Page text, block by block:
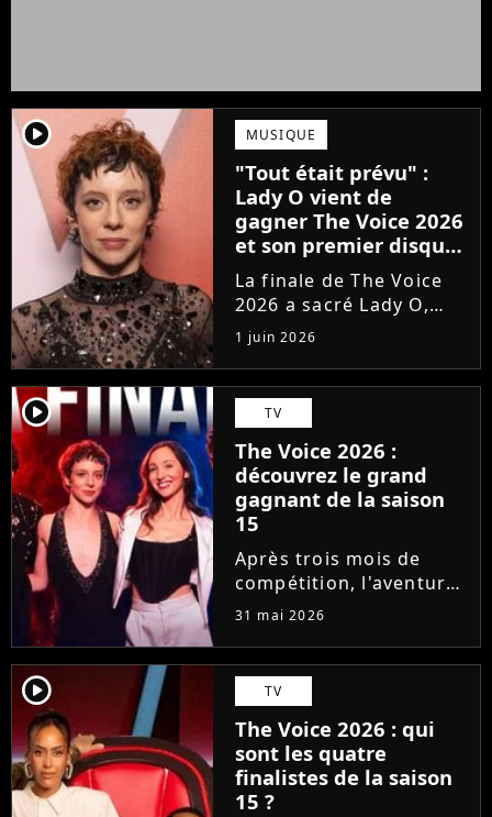
player2 MUSIQUE
"Tout était prévu" :
Lady O vient de
gagner The Voice 2026
et son premier disque
est déjà disponible
La finale de The Voice
2026 a sacré Lady O,
talent de Florent Pagny
qui s'est imposée dans
le coeur du public grâce
à son timbre envoûtant.
À seulement 18 ans, la
jeune artiste suisse...
1 juin 2026
player2 TV
The Voice 2026 :
découvrez le grand
gagnant de la saison
15
Après trois mois de
compétition, l'aventure
The Voice 2026 a pris
qui de Lady O, Hugo,
Tessa B. et CJM'S s'est
imposé sur la finish line
grâce aux votes du...
31 mai 2026
player2 TV
The Voice 2026 : qui
sont les quatre
finalistes de la saison
15 ?